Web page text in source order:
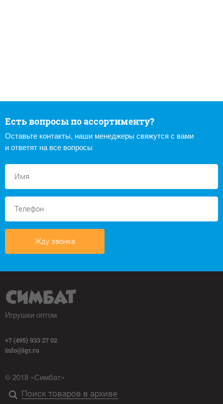
Есть вопросы по ассортименту?
Оставьте контакты, наши менеджеры свяжутся с вами
и ответят на все вопросы
Жду звонка
Игрушки оптом
+7 (495) 933 27 02
info@igr.ru
© 2018 «Симбат»